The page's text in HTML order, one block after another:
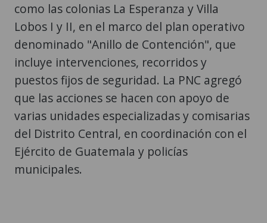
como las colonias La Esperanza y Villa
Lobos I y II, en el marco del plan operativo
denominado "Anillo de Contención", que
incluye intervenciones, recorridos y
puestos fijos de seguridad. La PNC agregó
que las acciones se hacen con apoyo de
varias unidades especializadas y comisarias
del Distrito Central, en coordinación con el
Ejército de Guatemala y policías
municipales.